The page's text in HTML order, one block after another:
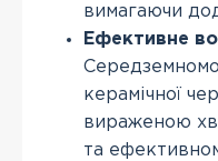
вимагаючи
Ефективне
керамічної
вираженою
та